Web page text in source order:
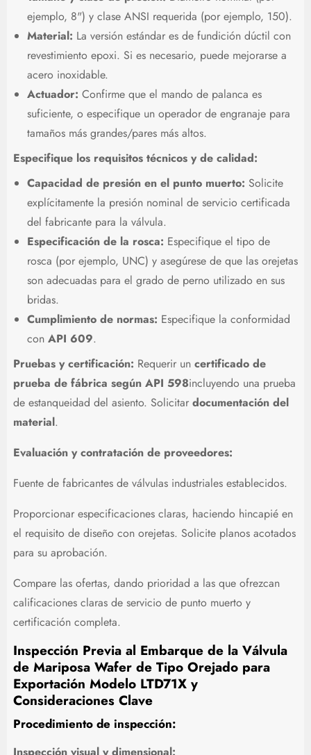
ejemplo, 8") y clase ANSI requerida (por ejemplo, 150).
Material: La versión estándar es de fundición dúctil con
revestimiento epoxi. Si es necesario, puede mejorarse a
acero inoxidable.
Actuador: Confirme que el mando de palanca es
suficiente, o especifique un operador de engranaje para
tamaños más grandes/pares más altos.
Especifique los requisitos técnicos y de calidad:
Capacidad de presión en el punto muerto: Solicite
explícitamente la presión nominal de servicio certificada
del fabricante para la válvula.
Especificación de la rosca: Especifique el tipo de
rosca (por ejemplo, UNC) y asegúrese de que las orejetas
son adecuadas para el grado de perno utilizado en sus
bridas.
Cumplimiento de normas: Especifique la conformidad
con API 609.
Pruebas y certificación: Requerir un certificado de
prueba de fábrica según API 598incluyendo una prueba
de estanqueidad del asiento. Solicitar documentación del
material.
Evaluación y contratación de proveedores:
Fuente de fabricantes de válvulas industriales establecidos.
Proporcionar especificaciones claras, haciendo hincapié en
el requisito de diseño con orejetas. Solicite planos acotados
para su aprobación.
Compare las ofertas, dando prioridad a las que ofrezcan
calificaciones claras de servicio de punto muerto y
certificación completa.
Inspección Previa al Embarque de la Válvula
de Mariposa Wafer de Tipo Orejado para
Exportación Modelo LTD71X y
Consideraciones Clave
Procedimiento de inspección:
Inspección visual y dimensional: